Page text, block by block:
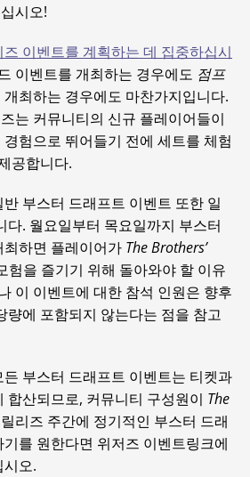
시오!
이벤트를 계획하는 데 집중하십시
이벤트를 개최하는 경우에도 점프
최하는 경우에도 마찬가지입니다.
는 커뮤니티의 신규 플레이어들이
험으로 뛰어들기 전에 세트를 체험
공합니다.
부스터 드래프트 이벤트 또한 일
다. 월요일부터 목요일까지 부스터
하면 플레이어가 The Brothers’
험을 즐기기 위해 돌아와야 할 이유
이 이벤트에 대한 참석 인원은 향후
량에 포함되지 않는다는 점을 참고
부스터 드래프트 이벤트는 티켓과
합산되므로, 커뮤니티 구성원이 The
리즈 주간에 정기적인 부스터 드래
를 원한다면 위저즈 이벤트링크에
오.